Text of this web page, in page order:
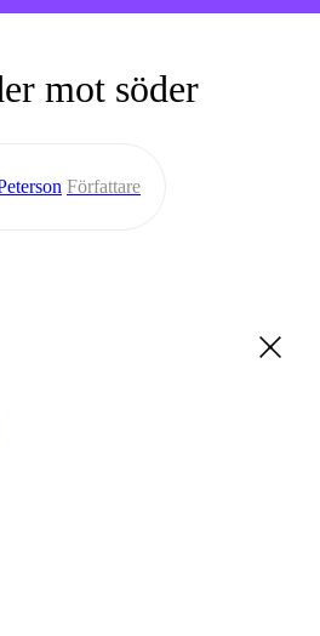
mot söder
Författare